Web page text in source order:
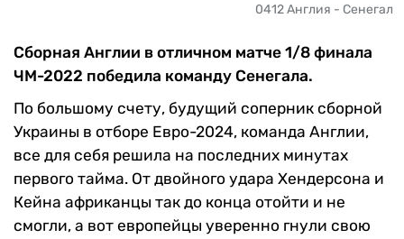
0412 Англия - Сенегал
Сборная Англии в отличном матче 1/8 финала
ЧМ-2022 победила команду Сенегала.
По большому счету, будущий соперник сборной
Украины в отборе Евро-2024, команда Англии,
все для себя решила на последних минутах
первого тайма. От двойного удара Хендерсона и
Кейна африканцы так до конца отойти и не
смогли, а вот европейцы уверенно гнули свою